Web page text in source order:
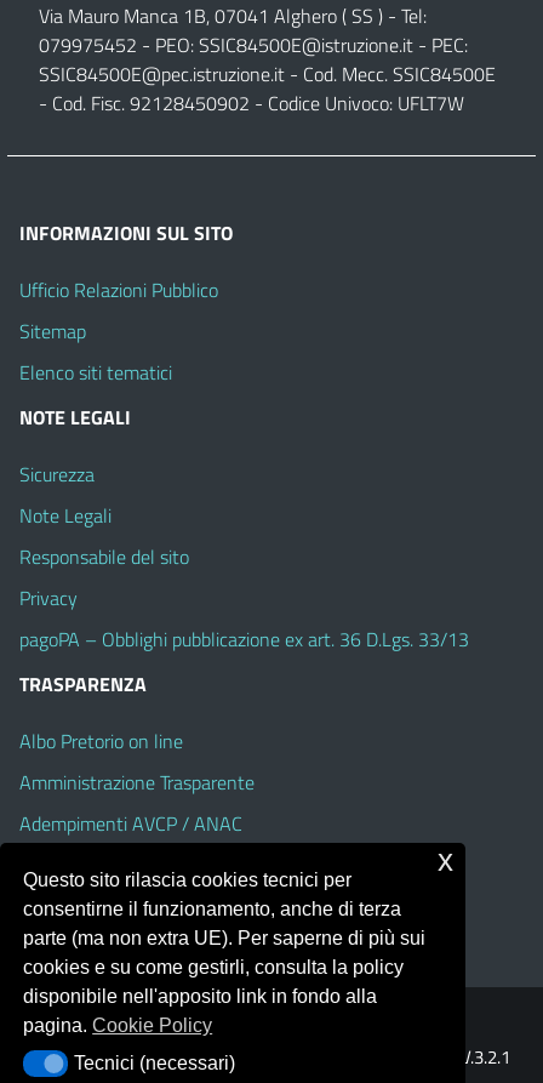
Via Mauro Manca 1B, 07041 Alghero ( SS ) - Tel:
079975452 - PEO:SSIC84500E@istruzione.it - PEC:
SSIC84500E@pec.istruzione.it - Cod. Mecc. SSIC84500E
- Cod. Fisc. 92128450902 - Codice Univoco: UFLT7W
INFORMAZIONI SUL SITO
Ufficio Relazioni Pubblico
Sitemap
Elenco siti tematici
NOTE LEGALI
Sicurezza
Note Legali
Responsabile del sito
Privacy
pagoPA – Obblighi pubblicazione ex art. 36 D.Lgs. 33/13
TRASPARENZA
Albo Pretorio on line
Amministrazione Trasparente
Adempimenti AVCP / ANAC
Accesso Civico
Dichiarazione di accessibilità
Portale realizzato con la piattaforma
Template Italia configurato sul tema accessibile
V.3.2.1
Questo sito rilascia cookies tecnici per
consentirne il funzionamento, anche di terza
parte (ma non extra UE). Per saperne di più sui
cookies e su come gestirli, consulta la policy
disponibile nell'apposito link in fondo alla
pagina.Cookie Policy
Tecnici (necessari)
Tecnici (necessari)
x